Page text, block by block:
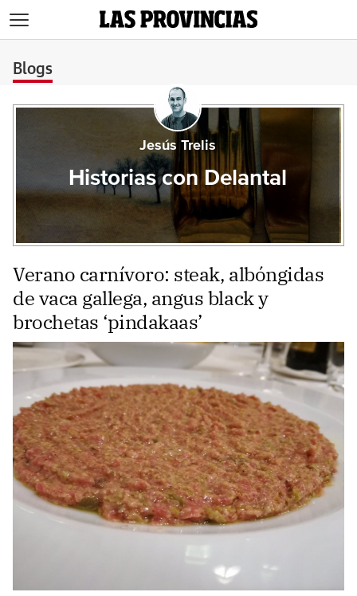
Blogs
Jesús Trelis
Historias con Delantal
Verano carnívoro: steak, albóngidas
de vaca gallega, angus black y
brochetas ‘pindakaas’